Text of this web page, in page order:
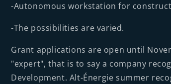
-Autonomous workstation for
-The possibilities are varied.
Grant applications are open until
"expert", that is to say a company
Development. Alt-Énergie summer